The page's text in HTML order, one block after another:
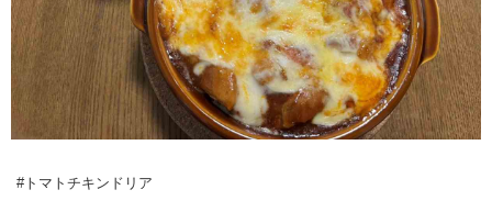
#トマトチキンドリア